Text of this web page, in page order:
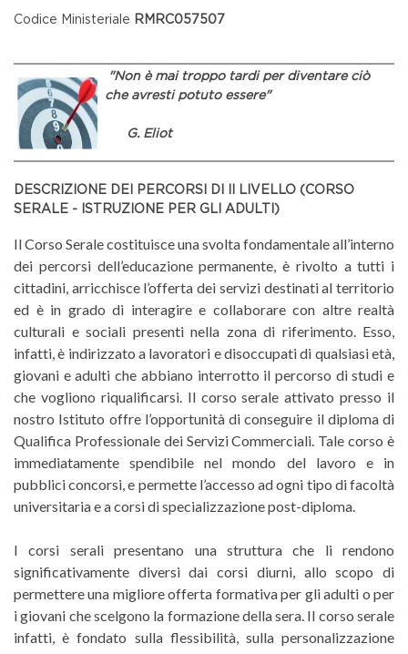
Codice Ministeriale RMRC057507
"Non è mai troppo tardi per diventare ciò
che avresti potuto essere"
G. Eliot
DESCRIZIONE DEI PERCORSI DI II LIVELLO (CORSO
SERALE - ISTRUZIONE PER GLI ADULTI)
Il Corso Serale costituisce una svolta fondamentale all’interno
dei percorsi dell’educazione permanente, è rivolto a tutti i
cittadini, arricchisce l’offerta dei servizi destinati al territorio
ed è in grado di interagire e collaborare con altre realtà
culturali e sociali presenti nella zona di riferimento. Esso,
infatti, è indirizzato a lavoratori e disoccupati di qualsiasi età,
giovani e adulti che abbiano interrotto il percorso di studi e
che vogliono riqualificarsi. Il corso serale attivato presso il
nostro Istituto offre l’opportunità di conseguire il diploma di
Qualifica Professionale dei Servizi Commerciali. Tale corso è
immediatamente spendibile nel mondo del lavoro e in
pubblici concorsi, e permette l’accesso ad ogni tipo di facoltà
universitaria e a corsi di specializzazione post-diploma.
I corsi serali presentano una struttura che li rendono
significativamente diversi dai corsi diurni, allo scopo di
permettere una migliore offerta formativa per gli adulti o per
i giovani che scelgono la formazione della sera. Il corso serale
infatti, è fondato sulla flessibilità, sulla personalizzazione